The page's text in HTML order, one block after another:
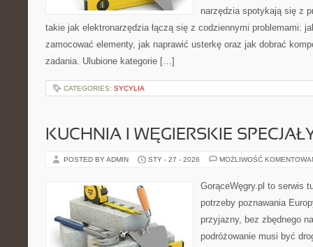
narzędzia spotykają się z
takie jak elektronarzędzia łączą się z codziennymi problemami:
zamocować elementy, jak naprawić usterkę oraz jak dobrać
zadania. Ulubione kategorie […]
CATEGORIES: SYCYLIA
KUCHNIA I WĘGIERSKIE
POSTED BY ADMIN STY - 27 - 2026 MOŻLIWOŚĆ
GorąceWęgry.pl to serwis
potrzeby poznawania
przyjazny, bez zbędnego
podróżowanie musi być